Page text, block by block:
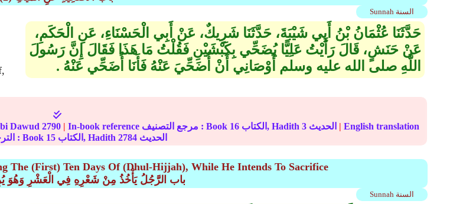
Sunnah السنة
حَدَّثَنَا عُثْمَانُ بْنُ أَبِي شَيْبَةَ، حَدَّثَنَا شَرِيكٌ، عَنْ أَبِي الْحَسْنَاءِ، عَنِ الْحَكَمِ،
عَنْ حَنَشٍ، قَالَ رَأَيْتُ عَلِيًّا يُضَحِّي بِكَبْشَيْنِ فَقُلْتُ مَا هَذَا فَقَالَ إِنَّ رَسُولَ
اللَّهِ صلى الله عليه وسلم أَوْصَانِي أَنْ أُضَحِّيَ عَنْهُ فَأَنَا أُضَحِّي عَنْهُ ‏.‏
Dawud 2790 | In-book reference مرجع التصنيف : Book 16 الكتاب, Hadith 3 | English translation
الترجمة الإنجليزية : Book 15 الكتاب, Hadith 2784 الحديث
The (First) Ten Days Of (Dhul-Hijjah), While He Intends To Sacrifice
(3) باب الرَّجُلُ يَأْخُذُ مِنْ شَعْرِهِ فِي الْعَشْرِ وَهُوَ
Sunnah السنة